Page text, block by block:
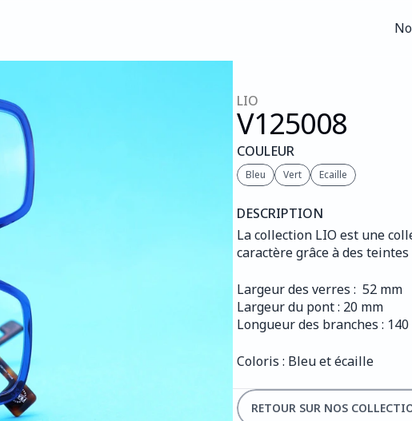
LIO
V125008
COULEUR
Bleu Vert Ecaille
DESCRIPTION
La collection LIO est une
caractère grâce à des
Largeur des verres :  52 mm
Largeur du pont : 20 mm
Longueur des branches :
Coloris : Bleu et écaille
RETOUR SUR NOS